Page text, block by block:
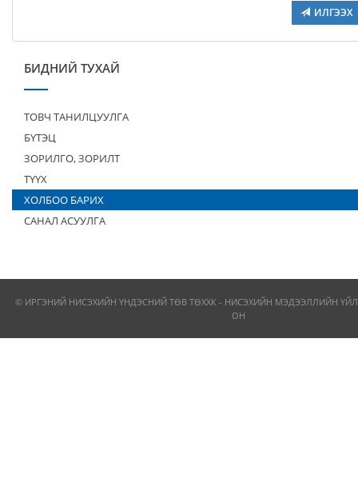
ИЛГЭЭХ
БИДНИЙ ТУХАЙ
ТОВЧ ТАНИЛЦУУЛГА
БҮТЭЦ
ЗОРИЛГО, ЗОРИЛТ
ТҮҮХ
ХОЛБОО БАРИХ
САНАЛ АСУУЛГА
© ИРГЭНИЙ НИСЭХИЙН ҮНДЭСНИЙ ТӨВ ТӨХХК - НИСЭХИЙН МЭДЭЭЛЛИЙН
ОН